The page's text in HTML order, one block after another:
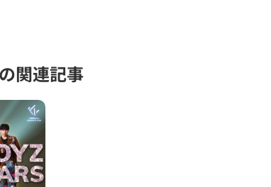
関連記事